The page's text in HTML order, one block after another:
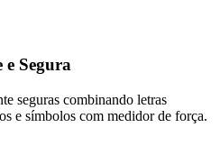
Segura
seguras combinando letras
e símbolos com medidor de força.